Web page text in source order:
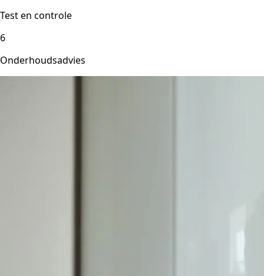
Test en controle
6
Onderhoudsadvies